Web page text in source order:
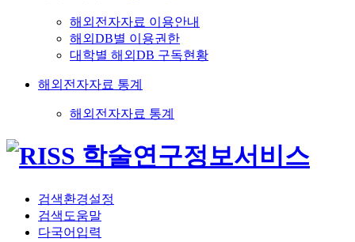
해외전자자료 이용안내
해외DB별 이용권한
대학별 해외DB 구독현황
해외전자자료 통계
해외전자자료 통계
검색환경설정
검색도움말
다국어입력